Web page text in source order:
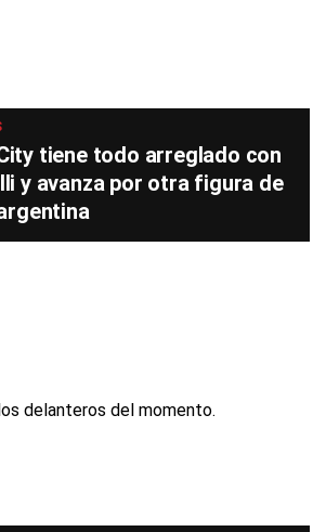
tiene todo arreglado con
y avanza por otra figura de